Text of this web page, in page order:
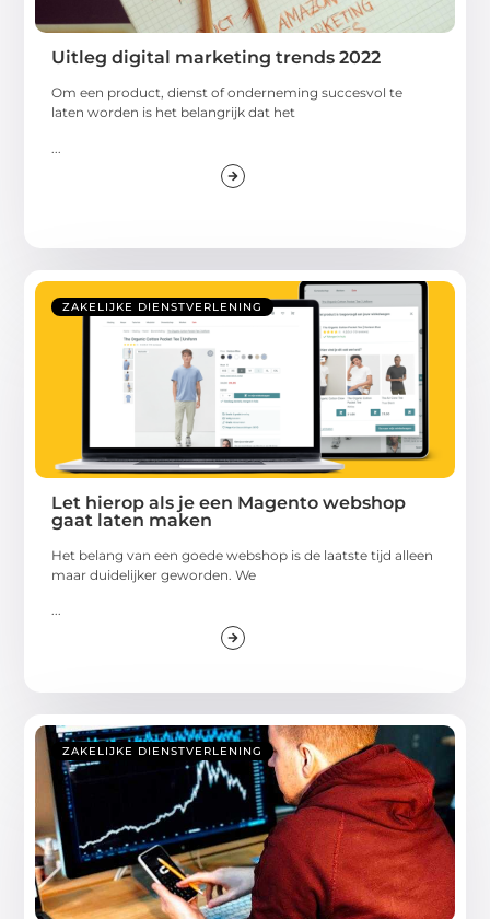
Uitleg digital marketing trends 2022
Om een product, dienst of onderneming succesvol te
laten worden is het belangrijk dat het
ZAKELIJKE DIENSTVERLENING
Let hierop als je een Magento webshop
gaat laten maken
Het belang van een goede webshop is de laatste tijd alleen
maar duidelijker geworden. We
ZAKELIJKE DIENSTVERLENING